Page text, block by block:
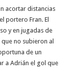
acortar distancias
portero Fran. El
y en jugadas de
no subieron al
de un
a Adrián el gol que